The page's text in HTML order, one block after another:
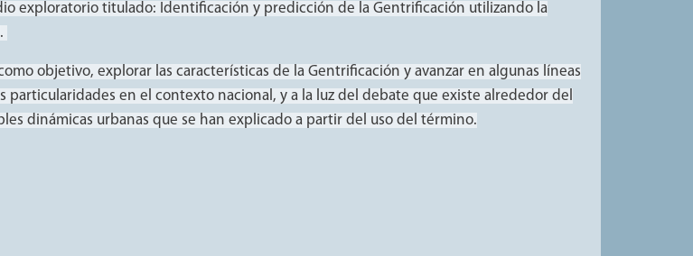
exploratorio titulado: Identificación y predicción de la Gentrificación utilizando la
objetivo, explorar las características de la Gentrificación y avanzar en algunas líneas
particularidades en el contexto nacional, y a la luz del debate que existe alrededor del
dinámicas urbanas que se han explicado a partir del uso del término.